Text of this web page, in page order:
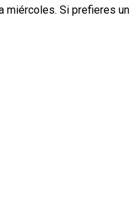
miércoles. Si prefieres un